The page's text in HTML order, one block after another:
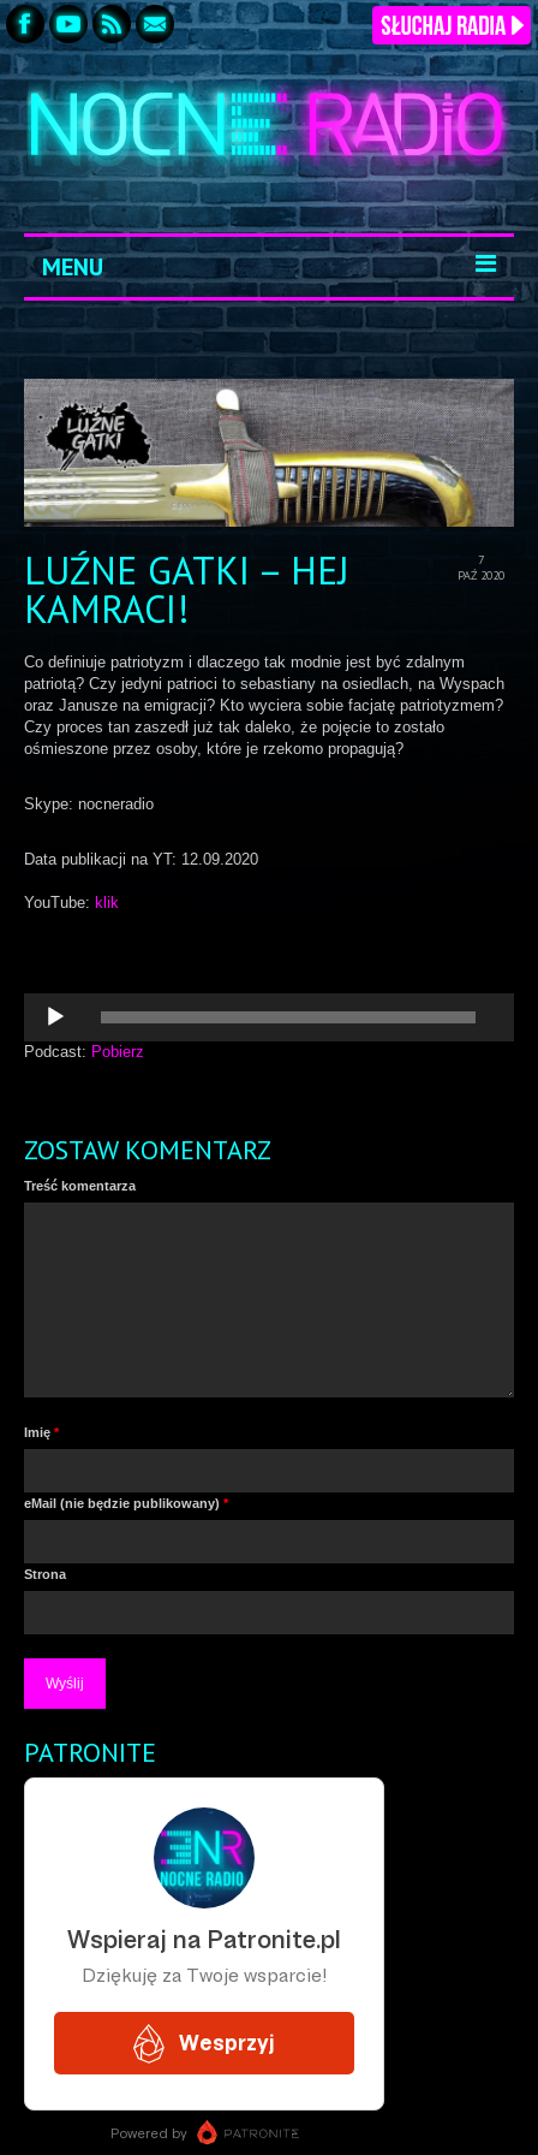
MENU
START
ARCHIWUM
KONTAKT
LOGOWANIE
7
PAŹ 2020
LUŹNE GATKI – HEJ
KAMRACI!
Co definiuje patriotyzm i dlaczego tak modnie jest być zdalnym
patriotą? Czy jedyni patrioci to sebastiany na osiedlach, na Wyspach
oraz Janusze na emigracji? Kto wyciera sobie facjatę patriotyzmem?
Czy proces tan zaszedł już tak daleko, że pojęcie to zostało
ośmieszone przez osoby, które je rzekomo propagują?
Skype: nocneradio
Data publikacji na YT: 12.09.2020
YouTube: klik
Odtwarzacz
plików
dźwiękowych
Podcast: Pobierz
ZOSTAW KOMENTARZ
Treść komentarza
Imię *
eMail (nie będzie publikowany) *
Strona
PATRONITE